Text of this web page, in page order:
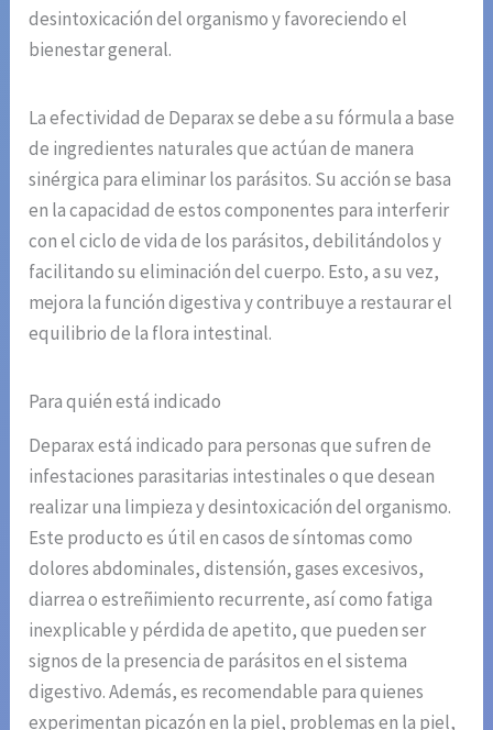
desintoxicación del organismo y favoreciendo el
bienestar general.
La efectividad de Deparax se debe a su fórmula a base
de ingredientes naturales que actúan de manera
sinérgica para eliminar los parásitos. Su acción se basa
en la capacidad de estos componentes para interferir
con el ciclo de vida de los parásitos, debilitándolos y
facilitando su eliminación del cuerpo. Esto, a su vez,
mejora la función digestiva y contribuye a restaurar el
equilibrio de la flora intestinal.
Para quién está indicado
Deparax está indicado para personas que sufren de
infestaciones parasitarias intestinales o que desean
realizar una limpieza y desintoxicación del organismo.
Este producto es útil en casos de síntomas como
dolores abdominales, distensión, gases excesivos,
diarrea o estreñimiento recurrente, así como fatiga
inexplicable y pérdida de apetito, que pueden ser
signos de la presencia de parásitos en el sistema
digestivo. Además, es recomendable para quienes
experimentan picazón en la piel, problemas en la piel,